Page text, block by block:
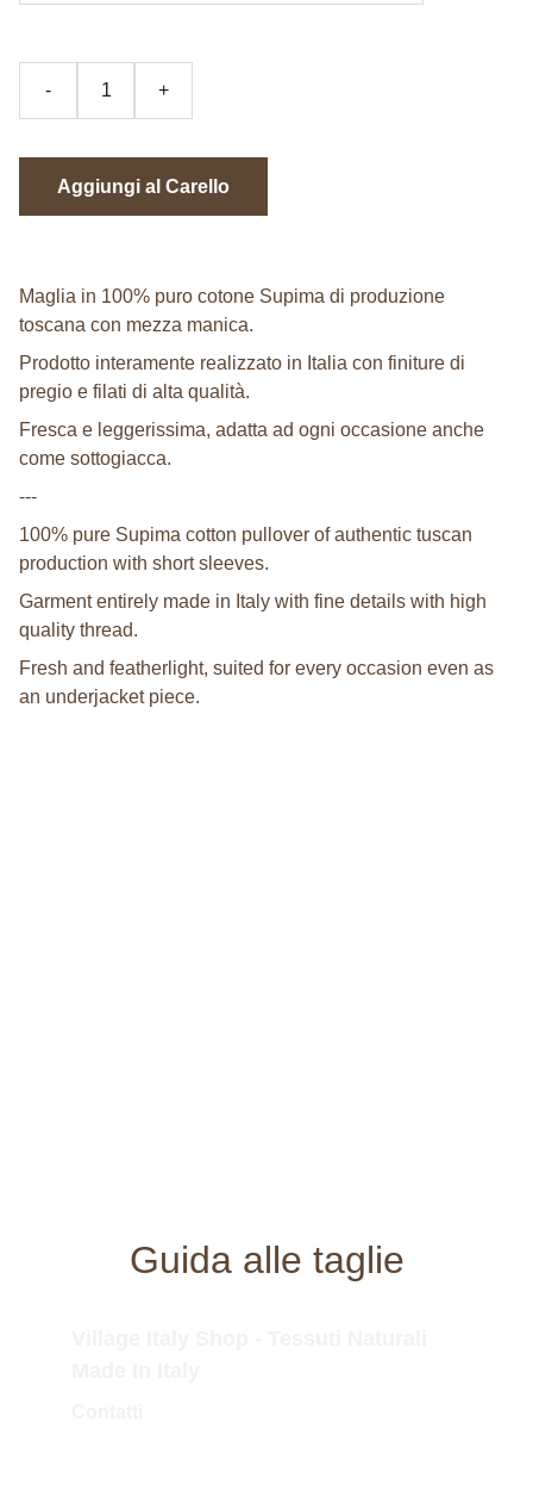
- +
Aggiungi al Carello
Maglia in 100% puro cotone Supima di produzione
toscana con mezza manica.
Prodotto interamente realizzato in Italia con finiture di
pregio e filati di alta qualità.
Fresca e leggerissima, adatta ad ogni occasione anche
come sottogiacca.
---
100% pure Supima cotton pullover of authentic tuscan
production with short sleeves.
Garment entirely made in Italy with fine details with high
quality thread.
Fresh and featherlight, suited for every occasion even as
an underjacket piece.
Guida alle taglie